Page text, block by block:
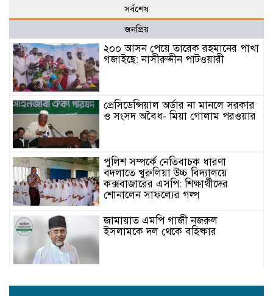
সর্বশেষ
জনপ্রিয়
২০০ আসন পেয়ে তারেক রহমানের পাখা
গজাইছে: নাসীরুদ্দীন পাটওয়ারী
প্রেসিডেন্সিয়াল অর্ডার না মানলে সরকার
ও সংসদ অবৈধ- মিয়া গোলাম পরওয়ার
পুলিশ সম্পর্কে নেতিবাচক ধারণা
বদলাতে খুরুলিয়া উচ্চ বিদ্যালয়ে
কক্সবাজারের এসপি: শিক্ষার্থীদের
শোনালেন সাফল্যের গল্প
জামায়াত এমপি গাজী নজরুল
ইসলামকে দল থেকে বহিষ্কার
বন্যায় নিহত বশির আহমদের পরিবারকে